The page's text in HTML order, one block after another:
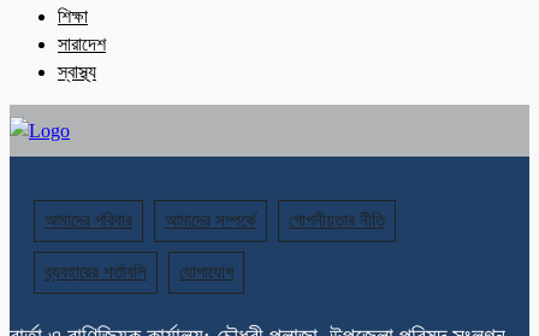
শিক্ষা
সারাদেশ
স্বাস্থ্য
আমাদের পরিবার আমাদের সম্পর্কে গোপনীয়তার নীতি
ব্যবহারের শর্তাবলি যোগাযোগ